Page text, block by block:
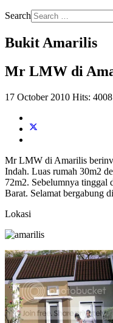
Search
Bukit Amarilis
Mr LMW di
17 October 2010 Hits: 4008
Mr LMW di Amarilis
Indah. Luas rumah 30m2
72m2. Sebelumnya tinggal
Barat. Selamat bergabung
Lokasi